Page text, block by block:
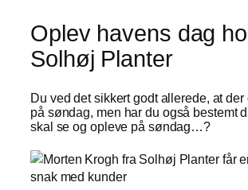
Oplev havens dag
Solhøj Planter
Du ved det sikkert godt allerede, at
på søndag, men har du også bestemt
skal se og opleve på søndag…?